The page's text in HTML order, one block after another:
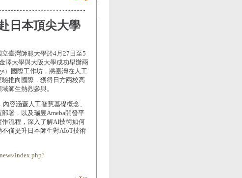
日本頂尖大學
臺灣師範大學於4月27日至5
澤大學與大阪大學成功舉辦兩
）國際工作坊，將臺灣在人工
推向國際，獲得日方兩校高
師生熱烈參與。
容涵蓋人工智慧基礎概念、
署，以及瑞昱Ameba開發平
流程，深入了解AI技術如何
僅提升日本師生對AIoT技術
index.php?